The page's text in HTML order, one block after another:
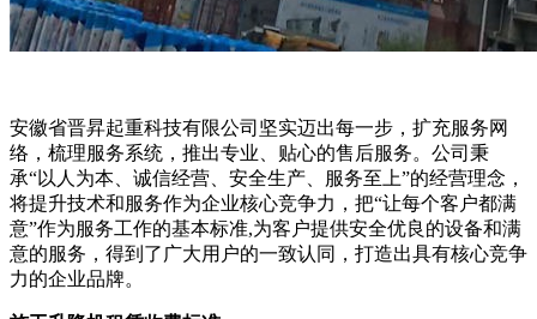
安徽省晋昇起重科技有限公司坚实迈出每一步，扩充服务网
络，梳理服务系统，推出专业、贴心的售后服务。公司秉
承“以人为本、诚信经营、安全生产、服务至上”的经营理念，
将提升技术和服务作为企业核心竞争力，把“让每个客户都满
意”作为服务工作的基本标准,为客户提供安全优良的设备和满
意的服务，得到了广大用户的一致认同，打造出具有核心竞争
力的企业品牌。